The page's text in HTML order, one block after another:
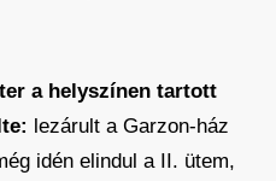
a helyszínen tartott
lezárult a Garzon-ház
idén elindul a II. ütem,